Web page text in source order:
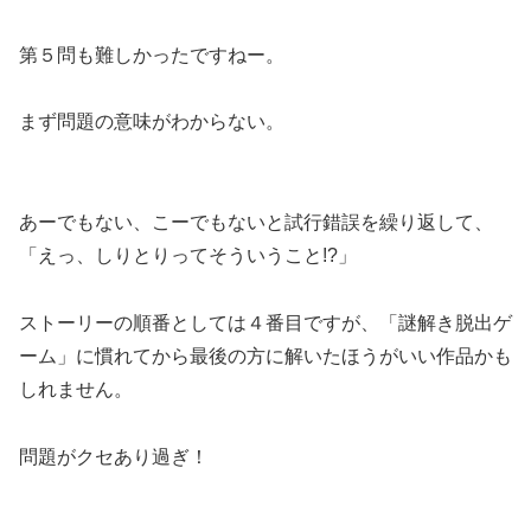
第５問も難しかったですねー。
まず問題の意味がわからない。
あーでもない、こーでもないと試行錯誤を繰り返して、
「えっ、しりとりってそういうこと!?」
ストーリーの順番としては４番目ですが、「謎解き脱出ゲ
ーム」に慣れてから最後の方に解いたほうがいい作品かも
しれません。
問題がクセあり過ぎ！